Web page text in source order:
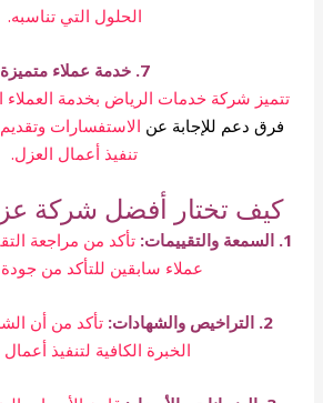
الحلول التي تناسبه.
7. خدمة عملاء متميزة
تتميز شركة خدمات الرياض بخدمة العملاء
فرق دعم للإجابة عن الاستفسارات
تنفيذ أعمال العزل.
كيف تختار أفضل شركة
1. السمعة والتقييمات:
تأكد من مراجعة
عملاء سابقين للتأكد من
2. التراخيص والشهادات:
تأكد من أن
الخبرة الكافية لتنفيذ